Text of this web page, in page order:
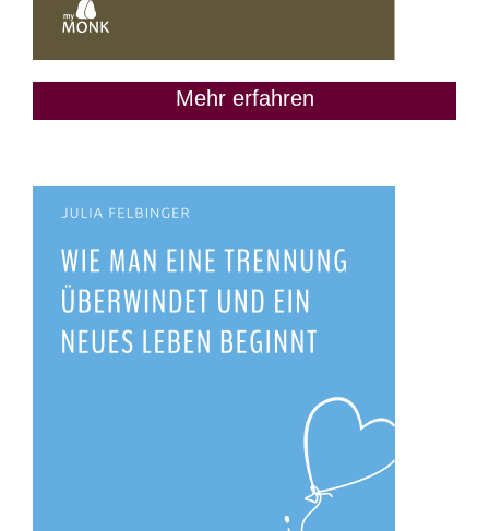
Mehr erfahren